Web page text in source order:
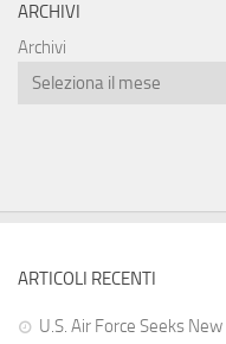
ARCHIVI
Archivi
ARTICOLI RECENTI
U.S. Air Force Seeks